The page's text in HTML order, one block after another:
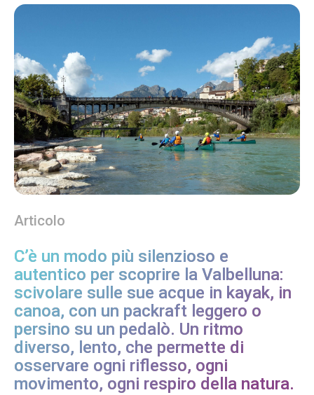
Articolo
C’è un modo più silenzioso e
autentico per scoprire la Valbelluna:
scivolare sulle sue acque in kayak, in
canoa, con un packraft leggero o
persino su un pedalò. Un ritmo
diverso, lento, che permette di
osservare ogni riflesso, ogni
movimento, ogni respiro della natura.